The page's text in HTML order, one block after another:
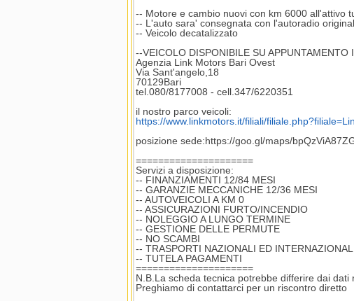
-- Motore e cambio nuovi con km 6000 all'attivo
-- L'auto sara' consegnata con l'autoradio
-- Veicolo decatalizzato
--VEICOLO DISPONIBILE SU APPUNTAMENTO
Agenzia Link Motors Bari Ovest
Via Sant'angelo,18
70129Bari
tel.080/8177008 - cell.347/6220351
il nostro parco veicoli:
https://www.linkmotors.it/filiali/
posizione sede:https://goo.gl/maps/
=====================
Servizi a disposizione:
-- FINANZIAMENTI 12/84 MESI
-- GARANZIE MECCANICHE 12/36 MESI
-- AUTOVEICOLI A KM 0
-- ASSICURAZIONI FURTO/INCENDIO
-- NOLEGGIO A LUNGO TERMINE
-- GESTIONE DELLE PERMUTE
-- NO SCAMBI
-- TRASPORTI NAZIONALI ED
-- TUTELA PAGAMENTI
=====================
N.B.La scheda tecnica potrebbe differire dai dati
Preghiamo di contattarci per un riscontro diretto